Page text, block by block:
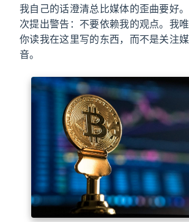
我自己的话澄清总比媒体的歪曲要好
次提出警告：不要依赖我的观点。我唯
你读我在这里写的东西，而不是关注
音。